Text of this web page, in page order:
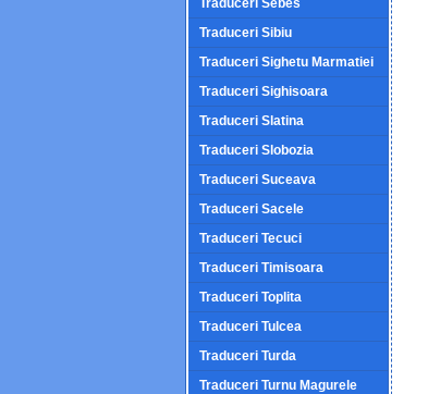
Traduceri Sebes
Traduceri Sibiu
Traduceri Sighetu Marmatiei
Traduceri Sighisoara
Traduceri Slatina
Traduceri Slobozia
Traduceri Suceava
Traduceri Sacele
Traduceri Tecuci
Traduceri Timisoara
Traduceri Toplita
Traduceri Tulcea
Traduceri Turda
Traduceri Turnu Magurele